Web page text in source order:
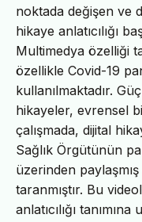
noktada değişen ve
hikaye anlatıcılığı
Multimedya özelliği
özellikle Covid-19
kullanılmaktadır.
hikayeler, evrensel
çalışmada, dijital
Sağlık Örgütünün
üzerinden
taranmıştır. Bu
anlatıcılığı